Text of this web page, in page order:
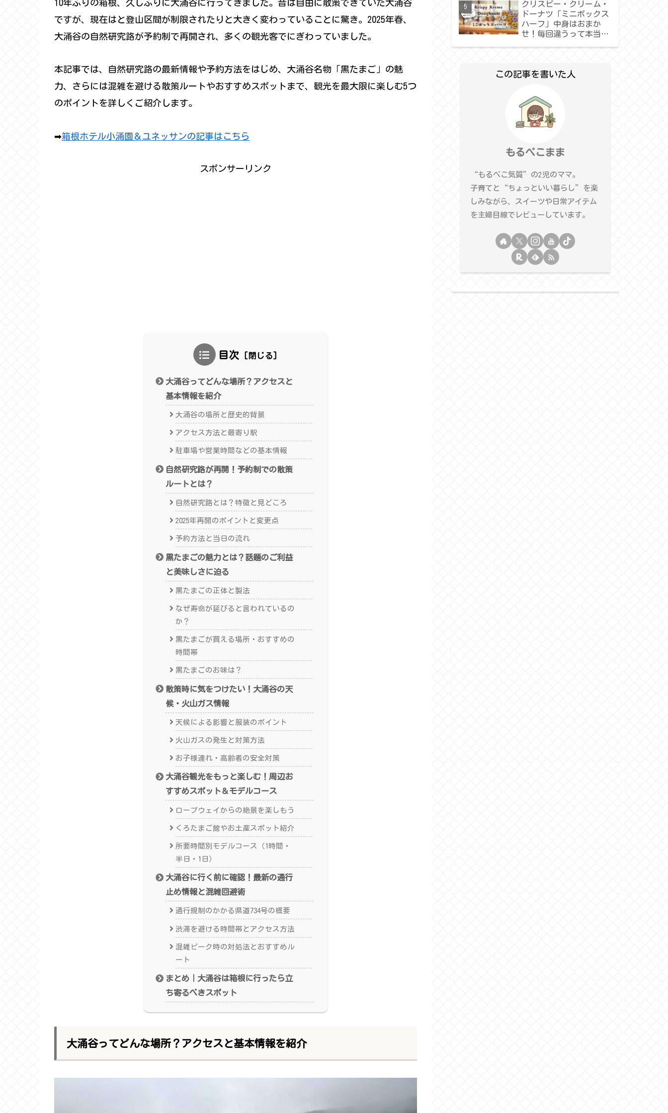
10年ぶりの箱根、久しぶりに大涌谷に行ってきました。昔は自由に散策できていた大涌谷
ですが、現在はと登山区間が制限されたりと大きく変わっていることに驚き。2025年春、
大涌谷の自然研究路が予約制で再開され、多くの観光客でにぎわっていました。
本記事では、自然研究路の最新情報や予約方法をはじめ、大涌谷名物「黒たまご」の魅
力、さらには混雑を避ける散策ルートやおすすめスポットまで、観光を最大限に楽しむ5つ
のポイントを詳しくご紹介します。
➡箱根ホテル小涌園＆ユネッサンの記事はこちら
スポンサーリンク
目次
大涌谷ってどんな場所？アクセスと
基本情報を紹介
大涌谷の場所と歴史的背景
アクセス方法と最寄り駅
駐車場や営業時間などの基本情報
自然研究路が再開！予約制での散策
ルートとは？
自然研究路とは？特徴と見どころ
2025年再開のポイントと変更点
予約方法と当日の流れ
黒たまごの魅力とは？話題のご利益
と美味しさに迫る
黒たまごの正体と製法
なぜ寿命が延びると言われているの
か？
黒たまごが買える場所・おすすめの
時間帯
黒たまごのお味は？
散策時に気をつけたい！大涌谷の天
候・火山ガス情報
天候による影響と服装のポイント
火山ガスの発生と対策方法
お子様連れ・高齢者の安全対策
大涌谷観光をもっと楽しむ！周辺お
すすめスポット＆モデルコース
ロープウェイからの絶景を楽しもう
くろたまご館やお土産スポット紹介
所要時間別モデルコース（1時間・
半日・1日）
大涌谷に行く前に確認！最新の通行
止め情報と混雑回避術
通行規制のかかる県道734号の概要
渋滞を避ける時間帯とアクセス方法
混雑ピーク時の対処法とおすすめル
ート
まとめ｜大涌谷は箱根に行ったら立
ち寄るべきスポット
大涌谷ってどんな場所？アクセスと基本情報を紹介
クリスピー・クリーム・
ドーナツ「ミニボックス
ハーフ」中身はおまか
せ！毎回違うって本当？
この記事を書いた人
もるぺこまま
“もるぺこ気質”の2児のママ。
子育てと“ちょっといい暮らし”を楽
しみながら、スイーツや日常アイテム
を主婦目線でレビューしています。